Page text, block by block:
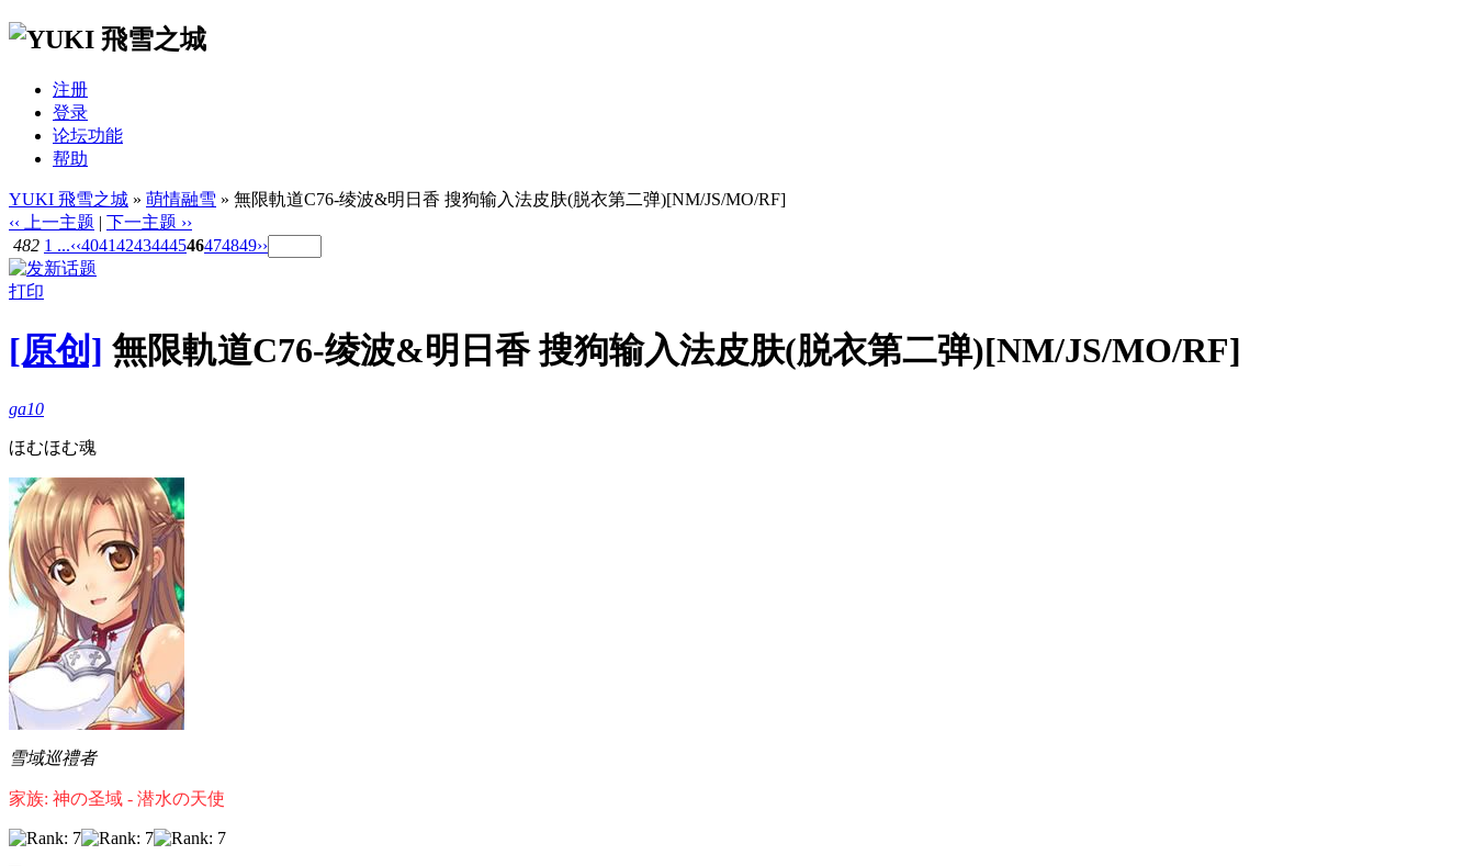
注册
登录
论坛功能
帮助
YUKI 飛雪之城 » 萌情融雪 » 無限軌道C76-绫波&明日香 搜狗输入法皮肤(脱衣第二弹)[NM/JS/MO/RF]
‹‹ 上一主题 | 下一主题 ››
482 1 ...‹‹40414243444546474849››
打印
[原创] 無限軌道C76-绫波&明日香 搜狗输入法皮肤(脱衣第二弹)[NM/JS/MO/RF]
ga10
ほむほむ魂
雪域巡禮者
家族: 神の圣域 - 潜水の天使